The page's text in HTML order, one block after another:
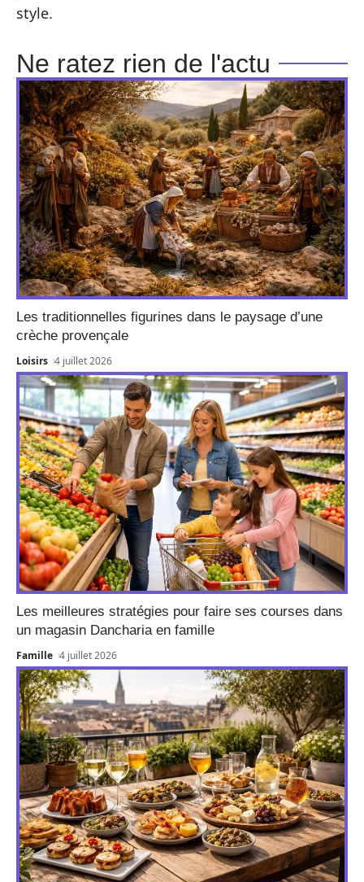
style.
Ne ratez rien de l'actu
Les traditionnelles figurines dans le paysage d’une
crèche provençale
Loisirs 4 juillet 2026
Les meilleures stratégies pour faire ses courses dans
un magasin Dancharia en famille
Famille 4 juillet 2026